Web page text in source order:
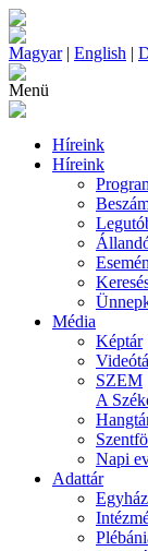
Magyar| English |
Menü
Híreink
Híreink
Média
Képtár
SZEM
A
Napi
Adattár